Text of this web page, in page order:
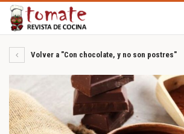
Volver a "Con chocolate, y no son postres"